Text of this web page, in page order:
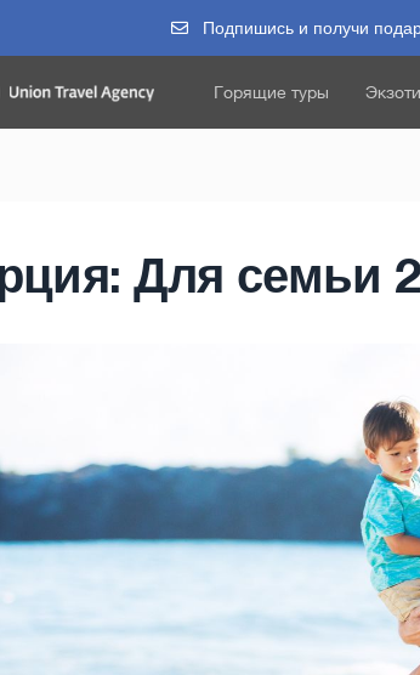
Подпишись и получи
Горящие туры
Для семьи